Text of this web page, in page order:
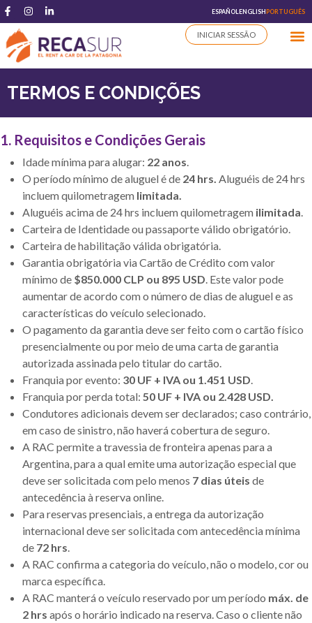
ESPAÑOL ENGLISHPORTUGUÊS
INICIAR SESSÃO
TERMOS E CONDIÇÕES
1. Requisitos e Condições Gerais
Idade mínima para alugar: 22 anos.
O período mínimo de aluguel é de 24 hrs. Aluguéis de 24 hrs
incluem quilometragem limitada.
Aluguéis acima de 24 hrs incluem quilometragem ilimitada.
Carteira de Identidade ou passaporte válido obrigatório.
Carteira de habilitação válida obrigatória.
Garantia obrigatória via Cartão de Crédito com valor
mínimo de $850.000 CLP ou 895 USD. Este valor pode
aumentar de acordo com o número de dias de aluguel e as
características do veículo selecionado.
O pagamento da garantia deve ser feito com o cartão físico
presencialmente ou por meio de uma carta de garantia
autorizada assinada pelo titular do cartão.
Franquia por evento: 30 UF + IVA ou 1.451 USD.
Franquia por perda total: 50 UF + IVA ou 2.428 USD.
Condutores adicionais devem ser declarados; caso contrário,
em caso de sinistro, não haverá cobertura de seguro.
A RAC permite a travessia de fronteira apenas para a
Argentina, para a qual emite uma autorização especial que
deve ser solicitada com pelo menos 7 dias úteis de
antecedência à reserva online.
Para reservas presenciais, a entrega da autorização
internacional deve ser solicitada com antecedência mínima
de 72 hrs.
A RAC confirma a categoria do veículo, não o modelo, cor ou
marca específica.
A RAC manterá o veículo reservado por um período máx. de
2 hrs após o horário indicado na reserva. Caso o cliente não